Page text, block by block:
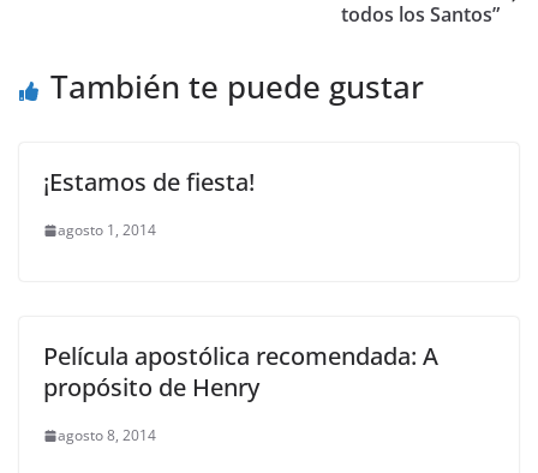
todos los Santos”
También te puede gustar
¡Estamos de fiesta!
agosto 1, 2014
Película apostólica recomendada: A
propósito de Henry
agosto 8, 2014